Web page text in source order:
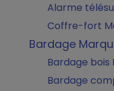
Alarme
Coffre-fort
Bardage
Bardage bois
Bardage